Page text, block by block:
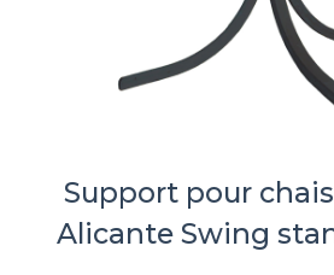
Support pour
Alicante Swing